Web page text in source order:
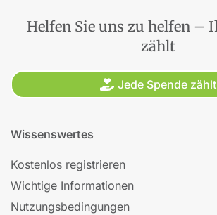
Helfen Sie uns zu helfen –
zählt
Jede Spende zählt
Wissenswertes
Kostenlos registrieren
Wichtige Informationen
Nutzungsbedingungen